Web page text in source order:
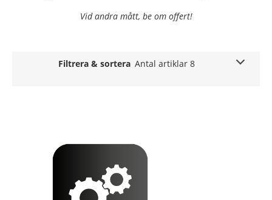
Vid andra mått, be om offert!
Filtrera & sortera Antal artiklar 8